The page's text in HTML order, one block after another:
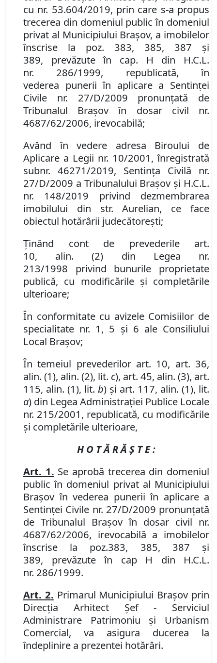
cu nr. 53.604/2019, prin care s-a propus
trecerea din domeniul public în domeniul
privat al Municipiului Braşov, a imobilelor
înscrise la poz. 383, 385, 387 și
389, prevăzute în cap. H din H.C.L.
nr. 286/1999, republicată,în
vederea punerii în aplicare a Sentinței
Civile nr. 27/D/2009 pronunţată de
Tribunalul Brașov în dosar civil nr.
4687/62/2006, irevocabilă;
Având în vedere adresa Biroului de
Aplicare a Legii nr. 10/2001, înregistrată
subnr. 46271/2019, Sentința Civilă nr.
27/D/2009 a Tribunalului Brașov şi H.C.L.
nr. 148/2019 privind dezmembrarea
imobilului din str. Aurelian, ce face
obiectul hotărârii judecătoreşti;
Ţinând cont de prevederile art.
10, alin. (2) din Legea nr.
213/1998 privind bunurile proprietate
publică, cu modificările şi completările
ulterioare;
În conformitate cu avizele Comisiilor de
specialitate nr. 1, 5 și 6 ale Consiliului
Local Brașov;
În temeiul prevederilor art. 10, art. 36,
alin. (1), alin. (2), lit. c), art. 45, alin. (3), art.
115, alin. (1), lit. b) şi art. 117, alin. (1), lit.
a) din Legea Administraţiei Publice Locale
nr. 215/2001, republicată, cu modificările
și completările ulterioare,
H O T Ă R Ă Ş T E :
Art. 1. Se aprobă trecerea din domeniul
public în domeniul privat al Municipiului
Braşovîn vederea punerii în aplicare a
Sentinței Civile nr. 27/D/2009 pronunţată
de Tribunalul Brașov în dosar civil nr.
4687/62/2006, irevocabilă a imobilelor
înscrise la poz.383, 385, 387 și
389, prevăzute în cap H din H.C.L.
nr. 286/1999.
Art. 2. Primarul Municipiului Braşov prin
Direcţia Arhitect Şef - Serviciul
Administrare Patrimoniu şi Urbanism
Comercial, va asigura ducerea la
îndeplinire a prezentei hotărâri.